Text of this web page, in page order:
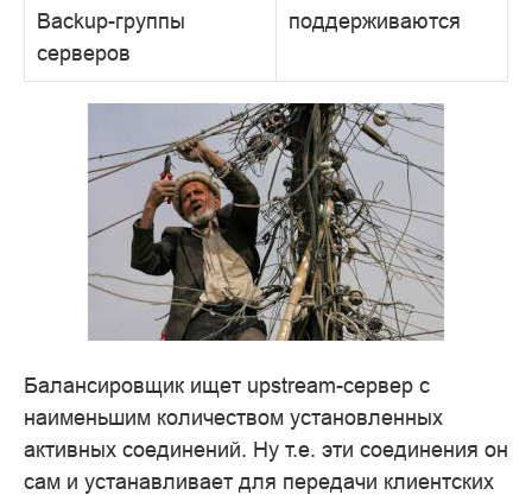
Backup-группы
серверов
поддерживаются
Балансировщик ищет upstream-сервер с
наименьшим количеством установленных
активных соединений. Ну т.е. эти соединения он
сам и устанавливает для передачи клиентских